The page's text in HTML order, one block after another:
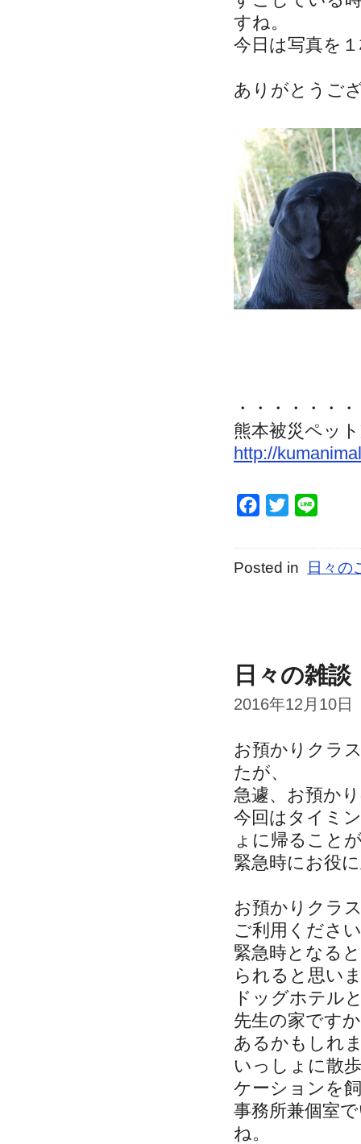
すね。
今日は写真を
ありがとうご
・・・・・・
熊本被災ペッ
http://
Facebook
Twitter
Posted in 日々の
日々の雑談
2016年12月10日
お預かりクラ
たが、
急遽、お預か
今回はタイミ
ょに帰ること
緊急時にお役
お預かりクラ
ご利用くださ
緊急時となる
られると思い
ドッグホテル
先生の家です
あるかもしれ
いっしょに散
ケーションを
事務所兼個室
ね。